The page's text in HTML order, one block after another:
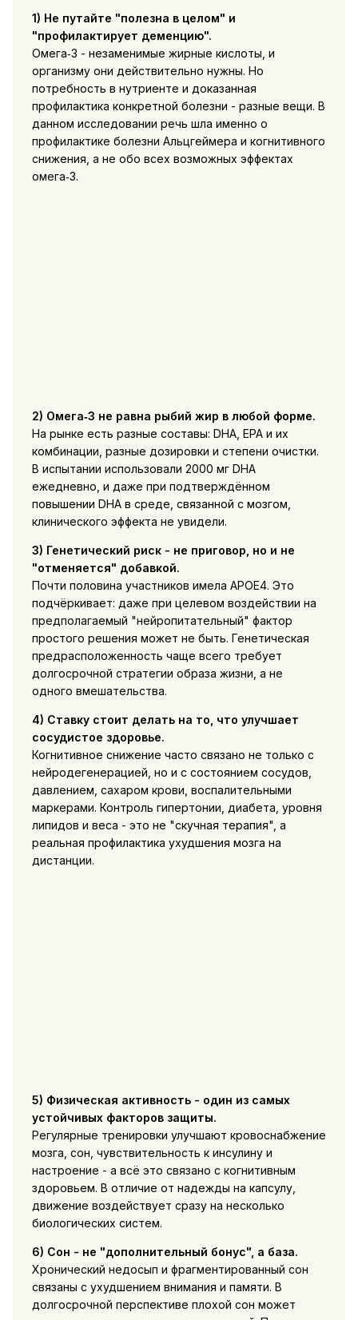
1) Не путайте "полезна в целом" и
"профилактирует деменцию".
Омега‑3 - незаменимые жирные кислоты, и
организму они действительно нужны. Но
потребность в нутриенте и доказанная
профилактика конкретной болезни - разные вещи. В
данном исследовании речь шла именно о
профилактике болезни Альцгеймера и когнитивного
снижения, а не обо всех возможных эффектах
омега‑3.
2) Омега‑3 не равна рыбий жир в любой форме.
На рынке есть разные составы: DHA, EPA и их
комбинации, разные дозировки и степени очистки.
В испытании использовали 2000 мг DHA
ежедневно, и даже при подтверждённом
повышении DHA в среде, связанной с мозгом,
клинического эффекта не увидели.
3) Генетический риск - не приговор, но и не
"отменяется" добавкой.
Почти половина участников имела APOE4. Это
подчёркивает: даже при целевом воздействии на
предполагаемый "нейропитательный" фактор
простого решения может не быть. Генетическая
предрасположенность чаще всего требует
долгосрочной стратегии образа жизни, а не
одного вмешательства.
4) Ставку стоит делать на то, что улучшает
сосудистое здоровье.
Когнитивное снижение часто связано не только с
нейродегенерацией, но и с состоянием сосудов,
давлением, сахаром крови, воспалительными
маркерами. Контроль гипертонии, диабета, уровня
липидов и веса - это не "скучная терапия", а
реальная профилактика ухудшения мозга на
дистанции.
5) Физическая активность - один из самых
устойчивых факторов защиты.
Регулярные тренировки улучшают кровоснабжение
мозга, сон, чувствительность к инсулину и
настроение - а всё это связано с когнитивным
здоровьем. В отличие от надежды на капсулу,
движение воздействует сразу на несколько
биологических систем.
6) Сон - не "дополнительный бонус", а база.
Хронический недосып и фрагментированный сон
связаны с ухудшением внимания и памяти. В
долгосрочной перспективе плохой сон может